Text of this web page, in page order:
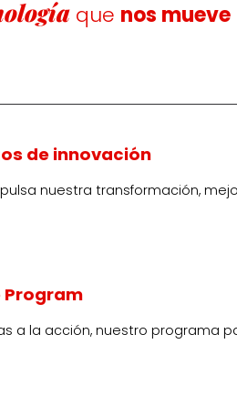
que nos mueve
de innovación
nuestra transformación,
Program
a la acción, nuestro programa